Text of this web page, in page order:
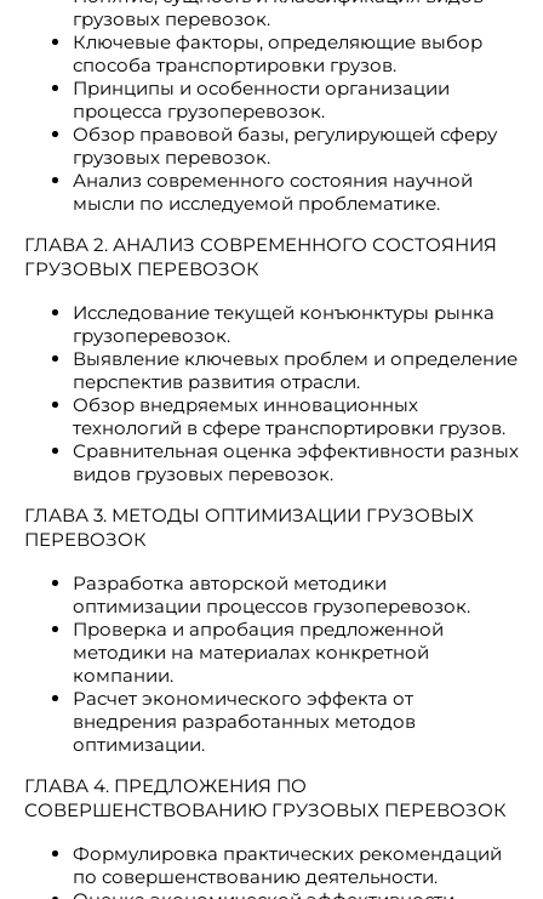
грузовых перевозок.
Ключевые факторы, определяющие выбор
способа транспортировки грузов.
Принципы и особенности организации
процесса грузоперевозок.
Обзор правовой базы, регулирующей сферу
грузовых перевозок.
Анализ современного состояния научной
мысли по исследуемой проблематике.
ГЛАВА 2. АНАЛИЗ СОВРЕМЕННОГО СОСТОЯНИЯ
ГРУЗОВЫХ ПЕРЕВОЗОК
Исследование текущей конъюнктуры рынка
грузоперевозок.
Выявление ключевых проблем и определение
перспектив развития отрасли.
Обзор внедряемых инновационных
технологий в сфере транспортировки грузов.
Сравнительная оценка эффективности разных
видов грузовых перевозок.
ГЛАВА 3. МЕТОДЫ ОПТИМИЗАЦИИ ГРУЗОВЫХ
ПЕРЕВОЗОК
Разработка авторской методики
оптимизации процессов грузоперевозок.
Проверка и апробация предложенной
методики на материалах конкретной
компании.
Расчет экономического эффекта от
внедрения разработанных методов
оптимизации.
ГЛАВА 4. ПРЕДЛОЖЕНИЯ ПО
СОВЕРШЕНСТВОВАНИЮ ГРУЗОВЫХ ПЕРЕВОЗОК
Формулировка практических рекомендаций
по совершенствованию деятельности.